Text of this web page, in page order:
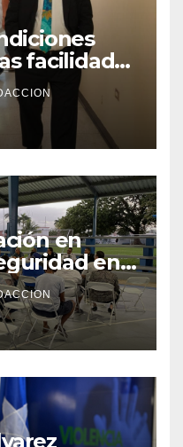
facilidades
la Salud
en
en